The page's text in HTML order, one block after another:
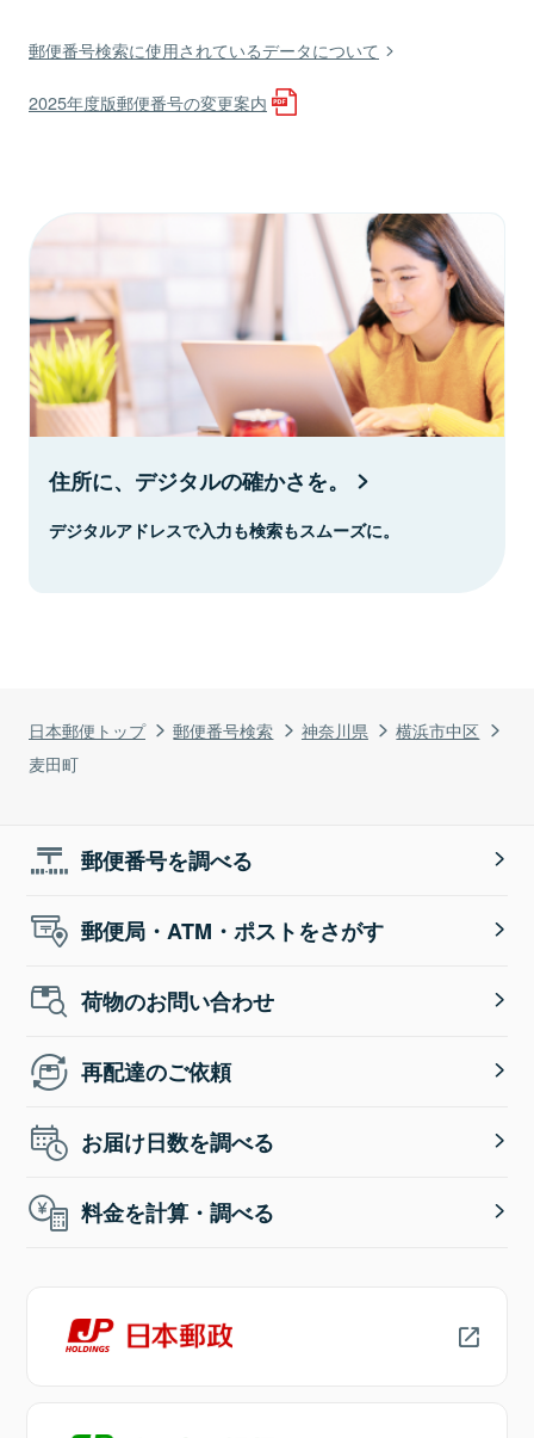
日本郵便トップ 郵便番号検索 神奈川県
横浜市中区
麦田町
郵便番号検索に使用されているデータについて
2025年度版郵便番号の変更案内
住所に、デジタルの確かさを。
デジタルアドレスで入力も検索もスムーズに。
郵便番号を調べる
郵便局・ATM・ポストをさがす
荷物のお問い合わせ
再配達のご依頼
お届け日数を調べる
料金を計算・調べる